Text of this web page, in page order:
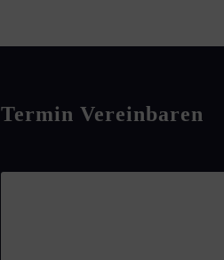
Termin Vereinbaren